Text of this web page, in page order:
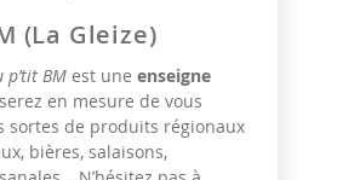
(La Gleize)
p’tit BM est une enseigne
en mesure de vous
sortes de produits régionaux
bières, salaisons,